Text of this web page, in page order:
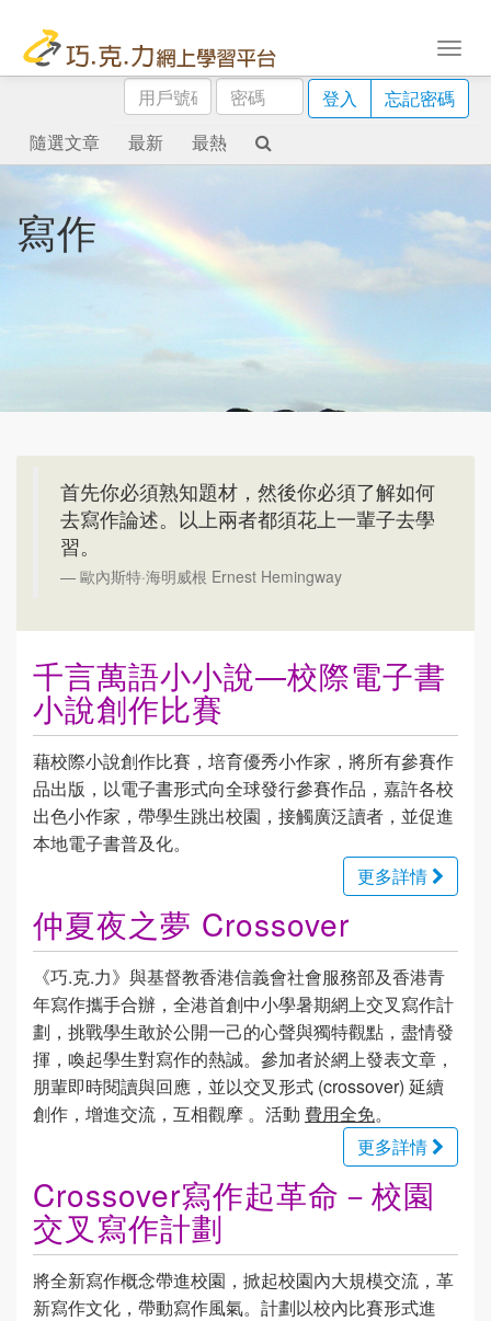
用
戶
號
碼
密
碼
登入
忘記密碼
隨選文章
最新 最熱
寫作
首先你必須熟知題材，然後你必須了解如何
去寫作論述。以上兩者都須花上一輩子去學
習。
歐內斯特·海明威根 Ernest Hemingway
千言萬語小小說—校際電子書
小說創作比賽
藉校際小說創作比賽，培育優秀小作家，將所有參賽作
品出版，以電子書形式向全球發行參賽作品，嘉許各校
出色小作家，帶學生跳出校園，接觸廣泛讀者，並促進
本地電子書普及化。
更多詳情
仲夏夜之夢 Crossover
《巧.克.力》與基督教香港信義會社會服務部及香港青
年寫作攜手合辦，全港首創中小學暑期網上交叉寫作計
劃，挑戰學生敢於公開一己的心聲與獨特觀點，盡情發
揮，喚起學生對寫作的熱誠。參加者於網上發表文章，
朋輩即時閱讀與回應，並以交叉形式 (crossover) 延續
創作，增進交流，互相觀摩 。活動 費用全免。
更多詳情
Crossover寫作起革命－校園
交叉寫作計劃
將全新寫作概念帶進校園，掀起校園內大規模交流，革
新寫作文化，帶動寫作風氣。計劃以校內比賽形式進